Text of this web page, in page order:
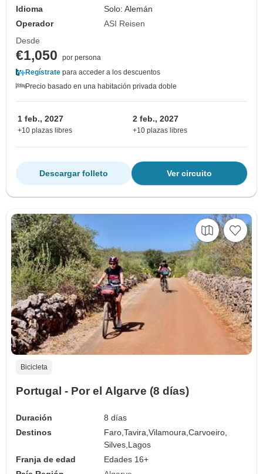
Idioma
Solo: Alemán
Operador
ASI Reisen
Desde
€1,050
por persona
Regístrate para acceder a los descuentos
Precio basado en una habitación privada doble
1 feb., 2027
+10 plazas libres
2 feb., 2027
+10 plazas libres
Ver circuito
Descargar folleto
Bicicleta
Portugal - Por el Algarve (8 días)
Duración
8 días
Destinos
Faro,Tavira,Vilamoura,Carvoeiro,
Silves, Lagos
Franja de edad
Edades 16+